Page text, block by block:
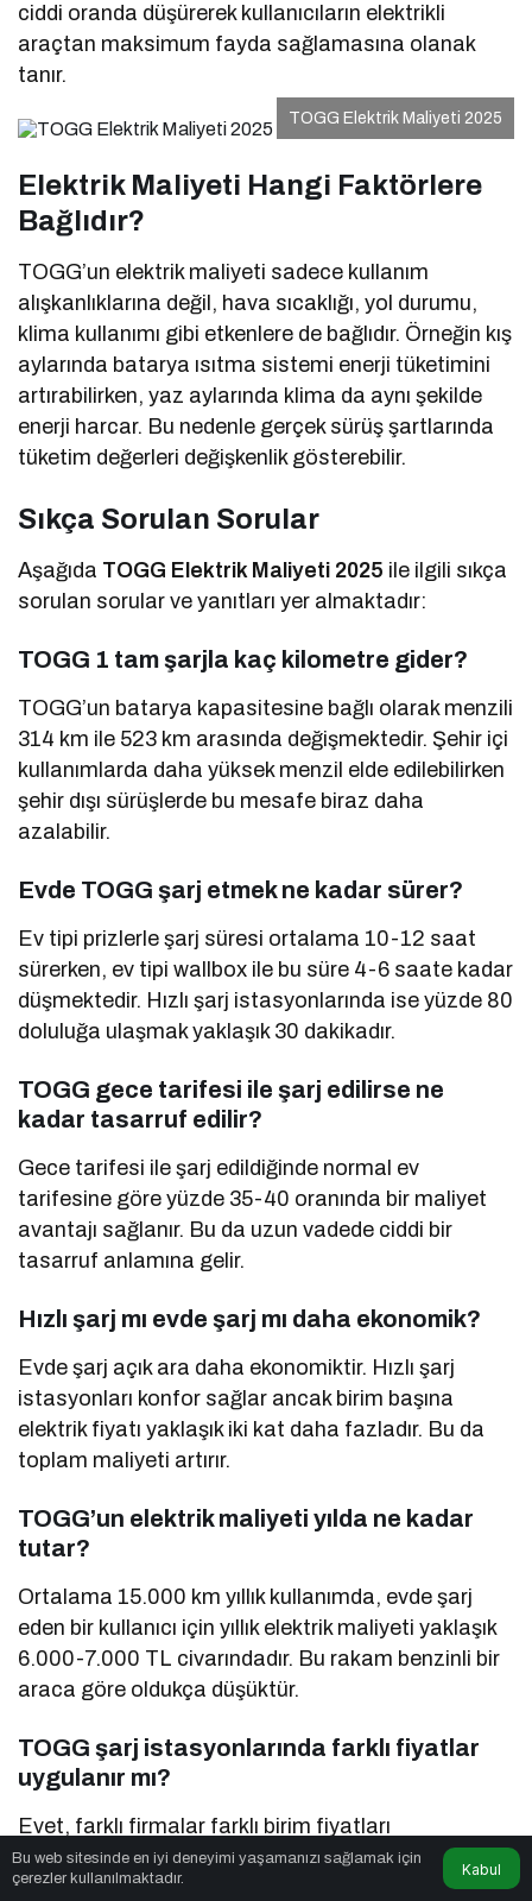
ciddi oranda düşürerek kullanıcıların elektrikli
araçtan maksimum fayda sağlamasına olanak
tanır.
TOGG Elektrik Maliyeti 2025
Elektrik Maliyeti Hangi Faktörlere
Bağlıdır?
TOGG’un elektrik maliyeti sadece kullanım
alışkanlıklarına değil, hava sıcaklığı, yol durumu,
klima kullanımı gibi etkenlere de bağlıdır. Örneğin kış
aylarında batarya ısıtma sistemi enerji tüketimini
artırabilirken, yaz aylarında klima da aynı şekilde
enerji harcar. Bu nedenle gerçek sürüş şartlarında
tüketim değerleri değişkenlik gösterebilir.
Sıkça Sorulan Sorular
Aşağıda TOGG Elektrik Maliyeti 2025 ile ilgili sıkça
sorulan sorular ve yanıtları yer almaktadır:
TOGG 1 tam şarjla kaç kilometre gider?
TOGG’un batarya kapasitesine bağlı olarak menzili
314 km ile 523 km arasında değişmektedir. Şehir içi
kullanımlarda daha yüksek menzil elde edilebilirken
şehir dışı sürüşlerde bu mesafe biraz daha
azalabilir.
Evde TOGG şarj etmek ne kadar sürer?
Ev tipi prizlerle şarj süresi ortalama 10-12 saat
sürerken, ev tipi wallbox ile bu süre 4-6 saate kadar
düşmektedir. Hızlı şarj istasyonlarında ise yüzde 80
doluluğa ulaşmak yaklaşık 30 dakikadır.
TOGG gece tarifesi ile şarj edilirse ne
kadar tasarruf edilir?
Gece tarifesi ile şarj edildiğinde normal ev
tarifesine göre yüzde 35-40 oranında bir maliyet
avantajı sağlanır. Bu da uzun vadede ciddi bir
tasarruf anlamına gelir.
Hızlı şarj mı evde şarj mı daha ekonomik?
Evde şarj açık ara daha ekonomiktir. Hızlı şarj
istasyonları konfor sağlar ancak birim başına
elektrik fiyatı yaklaşık iki kat daha fazladır. Bu da
toplam maliyeti artırır.
TOGG’un elektrik maliyeti yılda ne kadar
tutar?
Ortalama 15.000 km yıllık kullanımda, evde şarj
eden bir kullanıcı için yıllık elektrik maliyeti yaklaşık
6.000-7.000 TL civarındadır. Bu rakam benzinli bir
araca göre oldukça düşüktür.
TOGG şarj istasyonlarında farklı fiyatlar
uygulanır mı?
Evet, farklı firmalar farklı birim fiyatları
uygulayabilir. Lokasyon, sağlayıcı firma ve hizmet
kalitesine göre fiyatlar değişiklik gösterebilir.
Bu web sitesinde en iyi deneyimi yaşamanızı sağlamak için
çerezler kullanılmaktadır.
Kabul